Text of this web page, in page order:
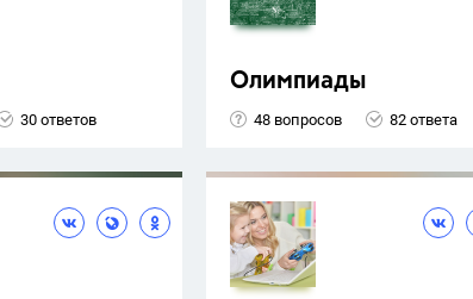
30 ответов
Олимпиады
48 вопросов 82 ответа